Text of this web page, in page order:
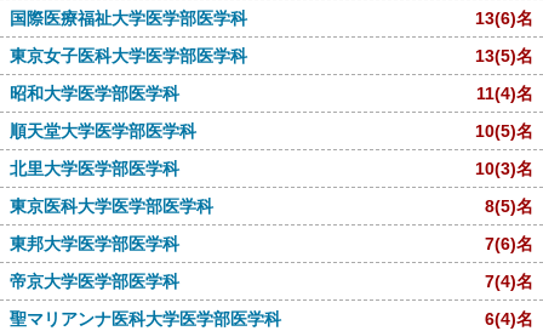
国際医療福祉大学医学部医学科
13(6)名
東京女子医科大学医学部医学科
13(5)名
昭和大学医学部医学科
11(4)名
順天堂大学医学部医学科
10(5)名
北里大学医学部医学科
10(3)名
東京医科大学医学部医学科
8(5)名
東邦大学医学部医学科
7(6)名
帝京大学医学部医学科
7(4)名
聖マリアンナ医科大学医学部医学科
6(4)名